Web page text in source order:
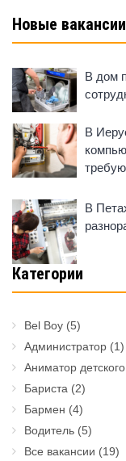
Новые
В дом
В
В
Категории
Bel Boy (5)
Администратор (1)
Аниматор
Бариста (2)
Бармен (4)
Водитель (5)
Все вакансии (19)